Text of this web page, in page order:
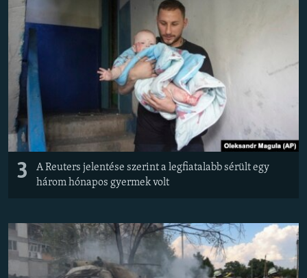
3
A Reuters jelentése szerint a legfiatalabb sérült egy
három hónapos gyermek volt